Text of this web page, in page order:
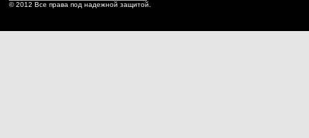
© 2012 Все права под надежной защитой.